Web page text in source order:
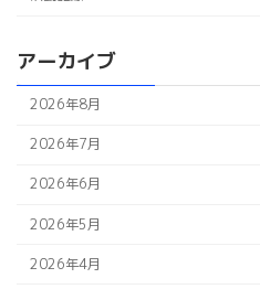
アーカイブ
2026年8月
2026年7月
2026年6月
2026年5月
2026年4月